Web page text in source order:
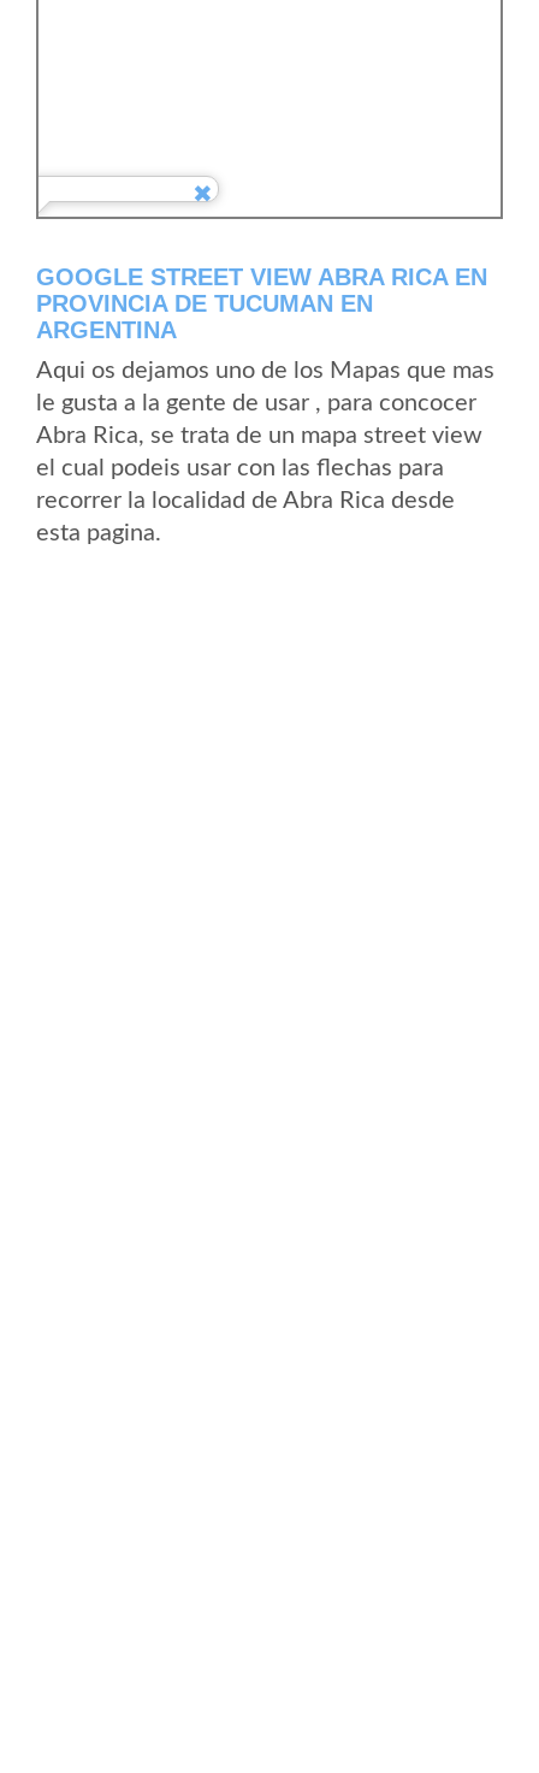
GOOGLE STREET VIEW ABRA RICA EN
PROVINCIA DE TUCUMAN EN
ARGENTINA
Aqui os dejamos uno de los Mapas que mas
le gusta a la gente de usar , para concocer
Abra Rica, se trata de un mapa street view
el cual podeis usar con las flechas para
recorrer la localidad de Abra Rica desde
esta pagina.